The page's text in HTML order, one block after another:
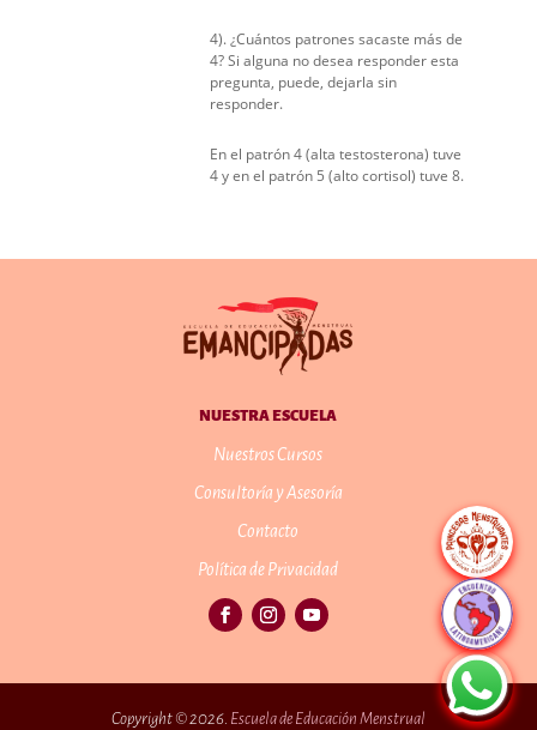
4). ¿Cuántos patrones sacaste más de
4? Si alguna no desea responder esta
pregunta, puede, dejarla sin
responder.
En el patrón 4 (alta testosterona) tuve
4 y en el patrón 5 (alto cortisol) tuve 8.
NUESTRA ESCUELA
Nuestros Cursos
Consultoría y Asesoría
Contacto
Política de Privacidad
Copyright © 2026. Escuela de Educación Menstrual